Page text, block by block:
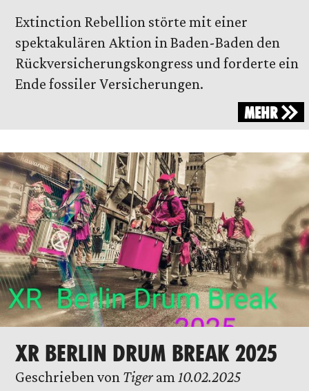
Extinction Rebellion störte mit einer
spektakulären Aktion in Baden-Baden den
Rückversicherungskongress und forderte ein
Ende fossiler Versicherungen.
MEHR
XR BERLIN DRUM BREAK 2025
Geschrieben von Tigeram 10.02.2025